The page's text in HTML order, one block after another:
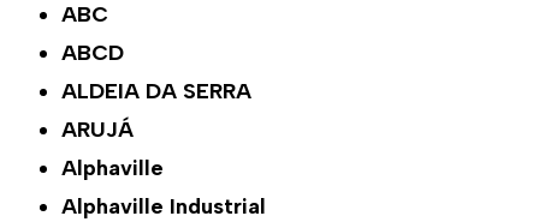
ABC
ABCD
ALDEIA DA SERRA
ARUJÁ
Alphaville
Alphaville Industrial